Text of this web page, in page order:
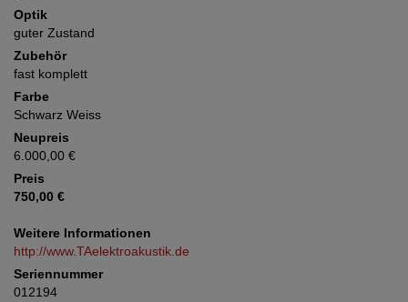
Optik
guter Zustand
Zubehör
fast komplett
Farbe
Schwarz Weiss
Neupreis
6.000,00 €
Preis
750,00 €
Weitere Informationen
http://www.TAelektroakustik.de
Seriennummer
012194